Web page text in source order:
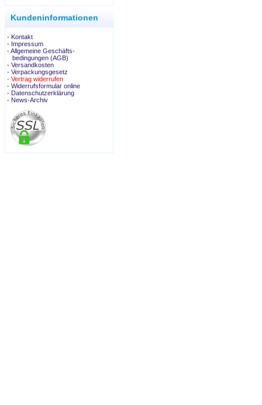
Kundeninformationen
- Kontakt
- Impressum
- Allgemeine Geschäfts-
bedingungen (AGB)
- Versandkosten
- Verpackungsgesetz
- Vertrag widerrufen
- Widerrufsformular online
- Datenschutzerklärung
- News-Archiv